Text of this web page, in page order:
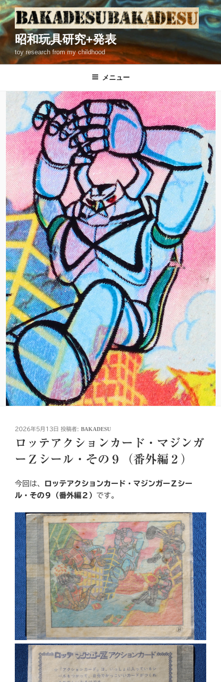
コ
ン
テ
ン
ツ
へ
昭和玩具研究+発表
toy research from my childhood
メニュー
投
日:
2026年5月13日 投稿者: BAKADESU
ロッテアクションカード・マジンガ
ーＺシール・その９（番外編２）
今回は、
ロッテアクションカード・マジンガーＺシー
ル・その９（番外編２） です。